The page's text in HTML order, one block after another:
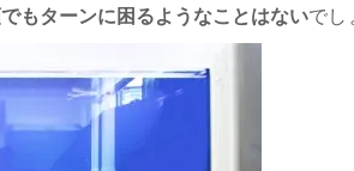
もターンに困るようなことはないでし